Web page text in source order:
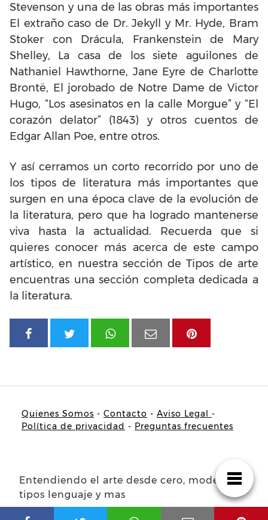
Stevenson y una de las obras más importantes
El extraño caso de Dr. Jekyll y Mr. Hyde, Bram
Stoker con Drácula, Frankenstein de Mary
Shelley, La casa de los siete aguilones de
Nathaniel Hawthorne, Jane Eyre de Charlotte
Brontë, El jorobado de Notre Dame de Victor
Hugo, “Los asesinatos en la calle Morgue” y “El
corazón delator” (1843) y otros cuentos de
Edgar Allan Poe, entre otros.
Y así cerramos un corto recorrido por uno de
los tipos de literatura más importantes que
surgen en una época clave de la evolución de
la literatura, pero que ha logrado mantenerse
viva hasta la actualidad. Recuerda que si
quieres conocer más acerca de este campo
artístico, en nuestra sección de Tipos de arte
encuentras una sección completa dedicada a
la literatura.
Quienes Somos - Contacto - Aviso Legal -
Política de privacidad - Preguntas frecuentes
Entendiendo el arte desde cero, modelos
tipos lenguaje y mas